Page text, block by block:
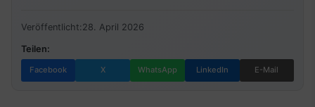
Veröffentlicht: 28. April 2026
Teilen:
Facebook X WhatsApp LinkedIn E-Mail